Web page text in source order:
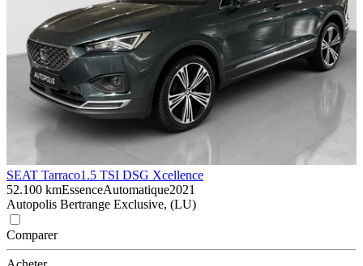
SEAT Tarraco1.5 TSI DSG Xcellence
52.100 kmEssenceAutomatique2021
Autopolis Bertrange Exclusive, (LU)
Comparer